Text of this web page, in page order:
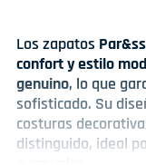
Los zapatos Par&ss
confort y estilo
genuino, lo que
sofisticado. Su
costuras
distinguido, ideal